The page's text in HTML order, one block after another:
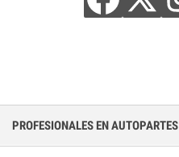
PROFESIONALES EN AUTOPARTES